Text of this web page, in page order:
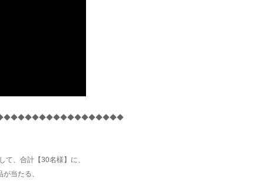
て、合計【30名様】に、
当たる、